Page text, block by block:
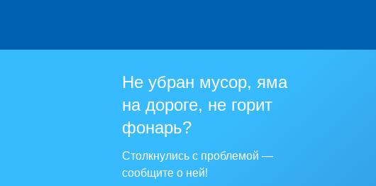
Не убран мусор, яма
на дороге, не горит
фонарь?
Столкнулись с проблемой —
сообщите о ней!